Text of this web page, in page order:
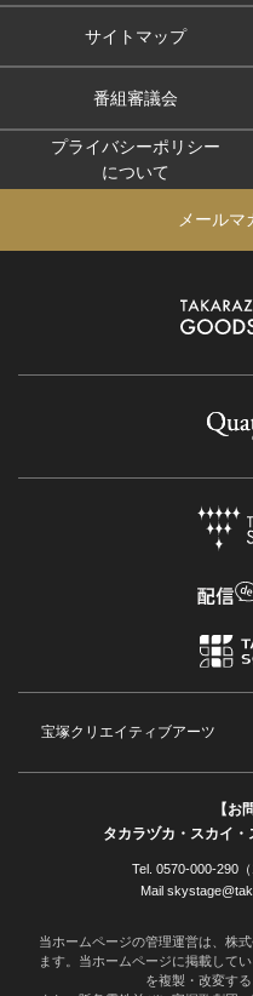
サイトマップ
番組審議会
プライバシーポリシー
について
メールマ
宝塚クリエイティブアーツ
【お
タカラヅカ・スカイ
Tel. 0570-000-290
Mail
当ホームページの管理運営は、株
ます。当ホームページに掲載して
を複製・改変す